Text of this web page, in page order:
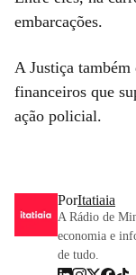
embarcações.
A Justiça
financeiros que
ação policial.
PorItatiaia
A Rádio de
economia e
de tudo.